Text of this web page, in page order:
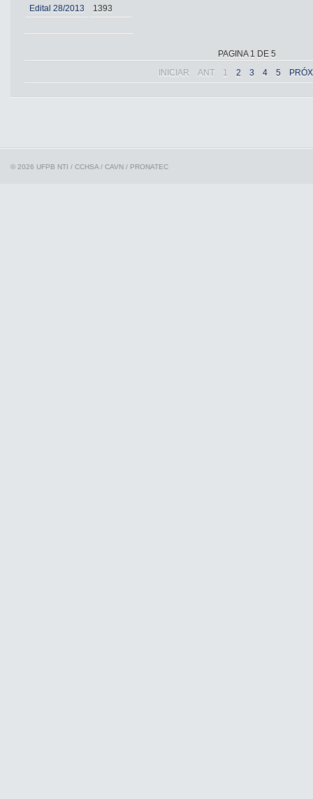
Edital 28/2013 1393
PAGINA 1 DE 5
INICIAR
ANT 1 2 3 4 5 PRÓX
© 2026 UFPB NTI / CCHSA / CAVN / PRONATEC